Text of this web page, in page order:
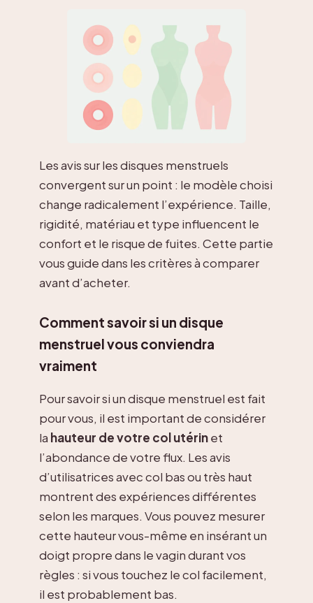
Les avis sur les disques menstruels
convergent sur un point : le modèle choisi
change radicalement l’expérience. Taille,
rigidité, matériau et type influencent le
confort et le risque de fuites. Cette partie
vous guide dans les critères à comparer
avant d’acheter.
Comment savoir si un disque
menstruel vous conviendra
vraiment
Pour savoir si un disque menstruel est fait
pour vous, il est important de considérer
la hauteur de votre col utérinet
l’abondance de votre flux. Les avis
d’utilisatrices avec col bas ou très haut
montrent des expériences différentes
selon les marques. Vous pouvez mesurer
cette hauteur vous-même en insérant un
doigt propre dans le vagin durant vos
règles : si vous touchez le col facilement,
il est probablement bas.